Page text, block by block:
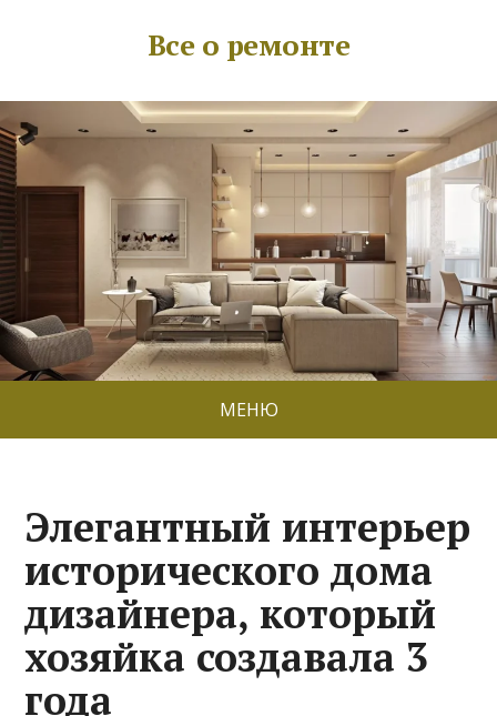
Все о ремонте
МЕНЮ
Элегантный интерьер
исторического дома
дизайнера, который
хозяйка создавала 3
года